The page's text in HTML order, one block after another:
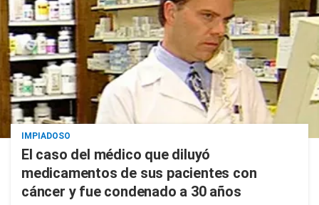
IMPIADOSO
El caso del médico que diluyó
medicamentos de sus pacientes con
cáncer y fue condenado a 30 años